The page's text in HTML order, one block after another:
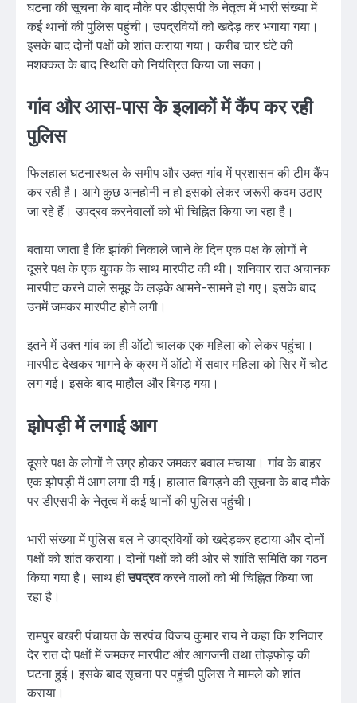
घटना की सूचना के बाद मौके पर डीएसपी के नेतृत्व में भारी संख्या में
कई थानों की पुलिस पहुंची। उपद्रवियों को खदेड़ कर भगाया गया।
इसके बाद दोनों पक्षों को शांत कराया गया। करीब चार घंटे की
मशक्कत के बाद स्थिति को नियंत्रित किया जा सका।
गांव और आस-पास के इलाकों में कैंप कर रही
पुलिस
फिलहाल घटनास्थल के समीप और उक्त गांव में प्रशासन की टीम कैंप
कर रही है। आगे कुछ अनहोनी न हो इसको लेकर जरूरी कदम उठाए
जा रहे हैं। उपद्रव करनेवालों को भी चिह्नित किया जा रहा है।
बताया जाता है कि झांकी निकाले जाने के दिन एक पक्ष के लोगों ने
दूसरे पक्ष के एक युवक के साथ मारपीट की थी। शनिवार रात अचानक
मारपीट करने वाले समूह के लड़के आमने-सामने हो गए। इसके बाद
उनमें जमकर मारपीट होने लगी।
इतने में उक्त गांव का ही ऑटो चालक एक महिला को लेकर पहुंचा।
मारपीट देखकर भागने के क्रम में ऑटो में सवार महिला को सिर में चोट
लग गई। इसके बाद माहौल और बिगड़ गया।
झोपड़ी में लगाई आग
दूसरे पक्ष के लोगों ने उग्र होकर जमकर बवाल मचाया। गांव के बाहर
एक झोपड़ी में आग लगा दी गई। हालात बिगड़ने की सूचना के बाद मौके
पर डीएसपी के नेतृत्व में कई थानों की पुलिस पहुंची।
भारी संख्या में पुलिस बल ने उपद्रवियों को खदेड़कर हटाया और दोनों
पक्षों को शांत कराया। दोनों पक्षों को की ओर से शांति समिति का गठन
किया गया है। साथ हीउपद्रवकरने वालों को भी चिह्नित किया जा
रहा है।
रामपुर बखरी पंचायत के सरपंच विजय कुमार राय ने कहा कि शनिवार
देर रात दो पक्षों में जमकर मारपीट और आगजनी तथा तोड़फोड़ की
घटना हुई। इसके बाद सूचना पर पहुंची पुलिस ने मामले को शांत
कराया।